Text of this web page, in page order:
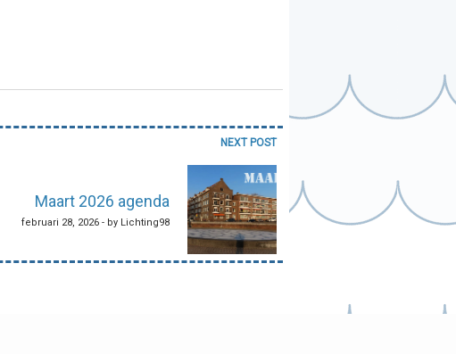
NEXT POST
Maart 2026 agenda
februari 28, 2026 - by Lichting98